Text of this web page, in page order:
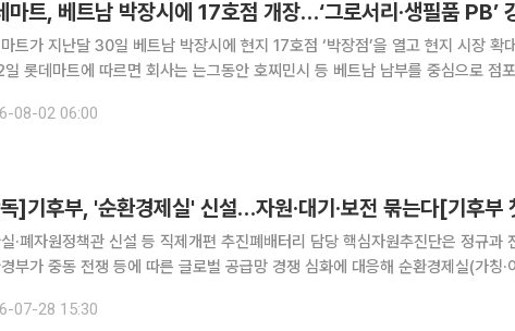
트가 지난달 30일 베트남 박장시에 현지 17호점 ‘박장점’을 열고 현지 시장 확
출점 범위를 주변 주요 도시까지 넓혀 북부 시장을 확
08-02 06:00
·폐자원정책관 신설 등 직제개편 추진폐배터리 담당 핵심자원추진단은 정규과 전환 기후
부가 중동 전쟁 등에 따른 글로벌 공급망 경쟁 심화에 대응해 순환경제실(가칭·
폐자원정책관(가칭)도 신설한다. 자원순환국·대기환경국·자연보전국 등
07-28 15:30